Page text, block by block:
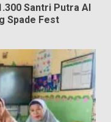
Santri Putra Al
Spade Fest